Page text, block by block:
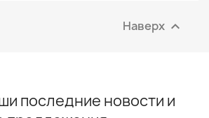
Наверх 
последние новости и